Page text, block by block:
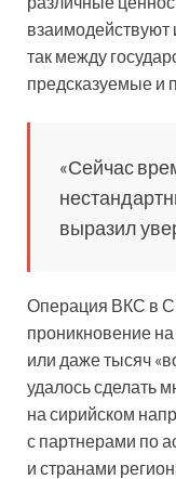
взаимодействуют
так между
предсказуемые и
«Сейчас
выразил
Операция ВКС в
проникновение
или даже тысяч
удалось сделать
на сирийском
с партнерами по
и странами